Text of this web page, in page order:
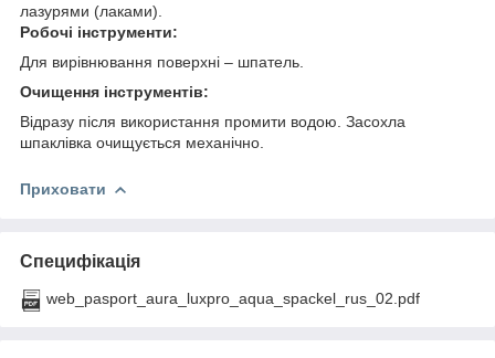
лазурями (лаками).
Робочі інструменти:
Для вирівнювання поверхні – шпатель.
Очищення інструментів:
Відразу після використання промити водою. Засохла
шпаклівка очищується механічно.
Приховати
Специфікація
web_pasport_aura_luxpro_aqua_spackel_rus_02.pdf